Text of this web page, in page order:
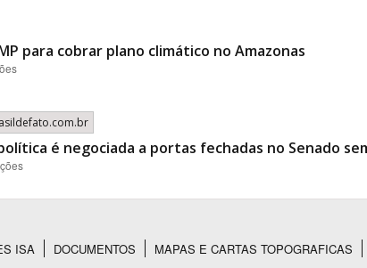
para cobrar plano climático no Amazonas
é negociada a portas fechadas no Senado
ISA DOCUMENTOS MAPAS E CARTAS TOPOGRAFICAS